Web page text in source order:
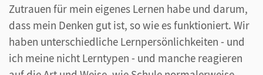
Zutrauen für mein eigenes Lernen habe und darum,
dass mein Denken gut ist, so wie es funktioniert. Wir
haben unterschiedliche Lernpersönlichkeiten - und
ich meine nicht Lerntypen - und manche reagieren